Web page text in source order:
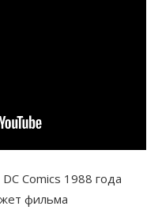
Comics 1988 года
фильма